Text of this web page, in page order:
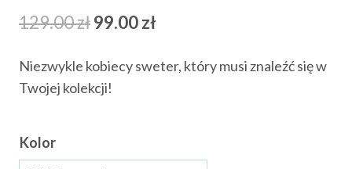
129.00złPierwotna
wynosiła:
99.00zł
wynosi:
Niezwykle kobiecy sweter, który musi znaleźć się w
Twojej kolekcji!
Kolor